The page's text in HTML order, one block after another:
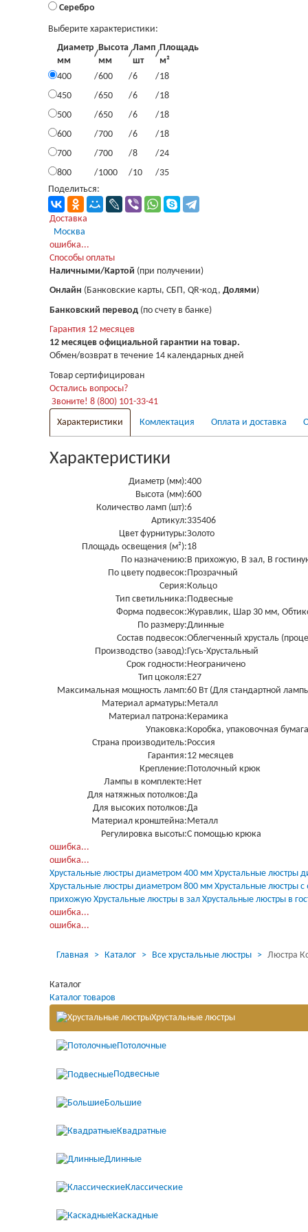
Серебро
Выберите характеристики:
Диаметр
мм
/
Высота
мм
/
Ламп
шт
/
Площадь
м²
400
/600 /6 /18
450
/650 /6 /18
500
/650 /6 /18
600
/700 /6 /18
700
/700 /8 /24
800
/1000 /10 /35
Поделиться:
Доставка
Москва
Загрузка...
ошибка...
Способы оплаты
Наличными/Картой (при получении)
Онлайн (Банковские карты, СБП, QR-код, Долями)
Банковский перевод(по счету в банке)
Гарантия 12 месяцев
12 месяцев официальной гарантии на товар.
Обмен/возврат в течение 14 календарных дней
Товар сертифицирован
Остались вопросы?
Звоните! 8 (800) 101-33-41
Характеристики
Комлектация Оплата и доставка
Характеристики
Диаметр (мм):400
Высота (мм):600
Количество ламп (шт):6
Артикул:335406
Цвет фурнитуры:Золото
Площадь освещения (м²):18
По назначению:В прихожую, В зал, В
По цвету подвесок:Прозрачный
Серия:Кольцо
Тип светильника:Подвесные
Форма подвесок:Журавлик, Шар 30 мм,
По размеру:Длинные
Состав подвесок:Облегченный хрусталь
Производство (завод):Гусь-Хрустальный
Срок годности:Неограничено
Тип цоколя:Е27
Максимальная мощность ламп:60 Вт (Для стандартной
Материал арматуры:Металл
Материал патрона:Керамика
Упаковка:Коробка, упаковочная
Страна производитель:Россия
Гарантия:12 месяцев
Крепление:Потолочный крюк
Лампы в комплекте:Нет
Для натяжных потолков:Да
Для высоких потолков:Да
Материал кронштейна:Металл
Регулировка высоты:С помощью крюка
Загрузка...
ошибка...
Загрузка...
ошибка...
Хрустальные люстры диаметром 400 мм Хрустальные люстры
Хрустальные люстры диаметром 800 мм Хрустальные люстры
прихожую Хрустальные люстры в зал Хрустальные люстры в
Загрузка...
ошибка...
Загрузка...
ошибка...
Главная Каталог Все хрустальные люстры Люстра
Каталог
Каталог товаров
Хрустальные люстры
Потолочные
Подвесные
Большие
Квадратные
Длинные
Классические
Каскадные